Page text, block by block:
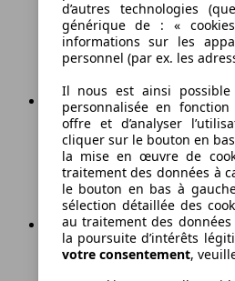
203 km/h
Vitesse maximale
Essence
Carburant
96 g/km
d’autres technologies
générique de : «
informations sur les
personnel (par ex. les
Il nous est ainsi
personnalisée en
offre et d’analyser
cliquer sur le bouton en
la mise en œuvre de
traitement des données à
le bouton en bas à
sélection détaillée des
au traitement des
la poursuite d’intérêts
votre consentement,